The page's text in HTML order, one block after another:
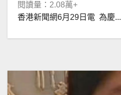
閱讀量：2.08萬+
香港新聞網6月29日電 為慶...